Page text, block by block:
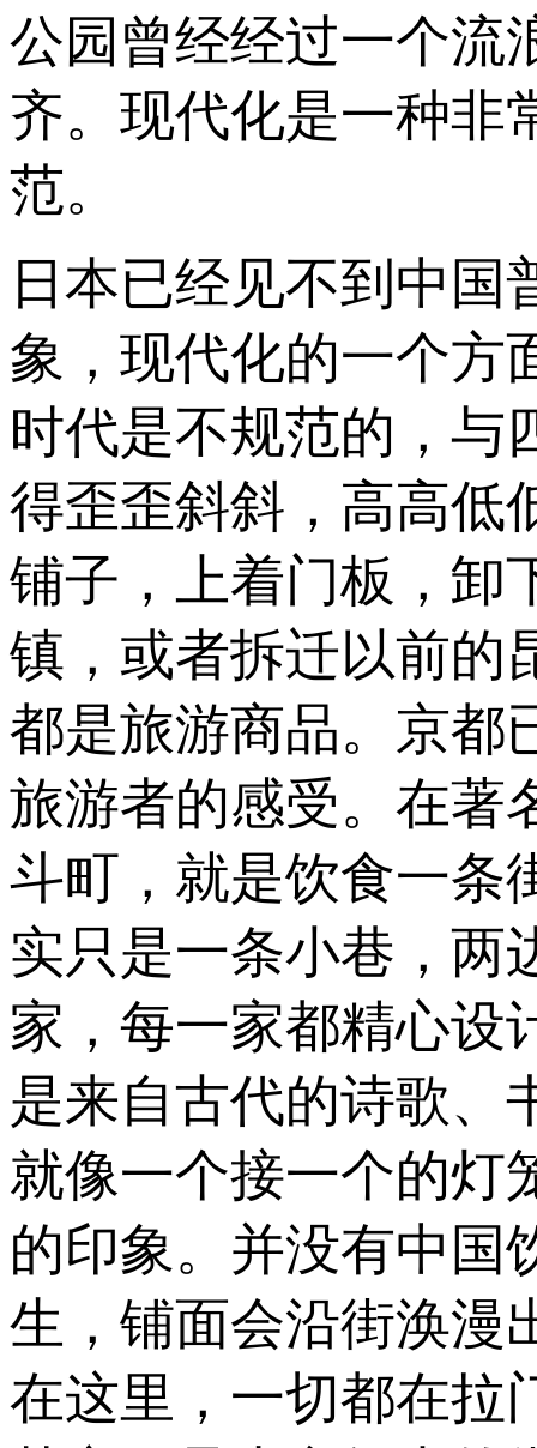
公园曾经经过一个流
齐。现代化是一种非
范。
日本已经见不到中
象，现代化的一个方
时代是不规范的，与
得歪歪斜斜，高高低
铺子，上着门板，卸
镇，或者拆迁以前的
都是旅游商品。京都
旅游者的感受。在著
斗町，就是饮食一条
实只是一条小巷，两
家，每一家都精心设
是来自古代的诗歌、
就像一个接一个的灯
的印象。并没有中国
生，铺面会沿街涣漫
在这里，一切都在拉